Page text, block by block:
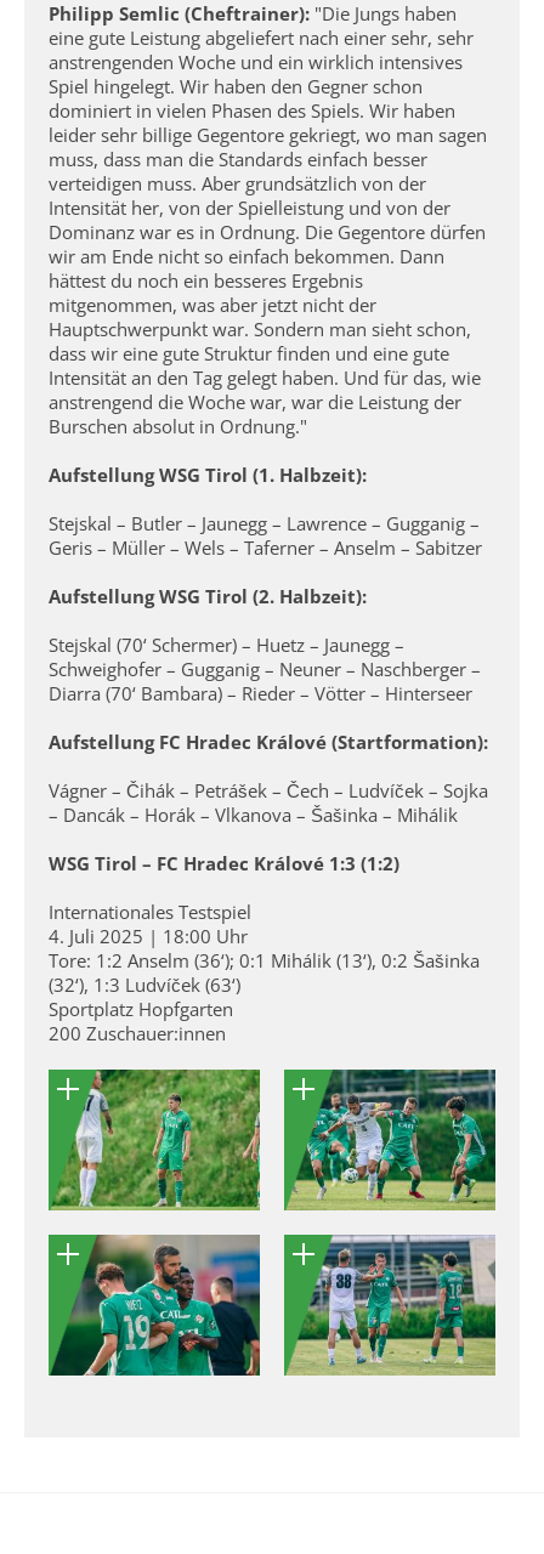
Philipp Semlic (Cheftrainer): "Die Jungs haben
eine gute Leistung abgeliefert nach einer sehr, sehr
anstrengenden Woche und ein wirklich intensives
Spiel hingelegt. Wir haben den Gegner schon
dominiert in vielen Phasen des Spiels. Wir haben
leider sehr billige Gegentore gekriegt, wo man sagen
muss, dass man die Standards einfach besser
verteidigen muss. Aber grundsätzlich von der
Intensität her, von der Spielleistung und von der
Dominanz war es in Ordnung. Die Gegentore dürfen
wir am Ende nicht so einfach bekommen. Dann
hättest du noch ein besseres Ergebnis
mitgenommen, was aber jetzt nicht der
Hauptschwerpunkt war. Sondern man sieht schon,
dass wir eine gute Struktur finden und eine gute
Intensität an den Tag gelegt haben. Und für das, wie
anstrengend die Woche war, war die Leistung der
Burschen absolut in Ordnung."
Aufstellung WSG Tirol (1. Halbzeit):
Stejskal – Butler – Jaunegg – Lawrence – Gugganig –
Geris – Müller – Wels – Taferner – Anselm – Sabitzer
Aufstellung WSG Tirol (2. Halbzeit):
Stejskal (70‘ Schermer) – Huetz – Jaunegg –
Schweighofer – Gugganig – Neuner – Naschberger –
Diarra (70‘ Bambara) – Rieder – Vötter – Hinterseer
Aufstellung FC Hradec Králové (Startformation):
Vágner – Čihák – Petrášek – Čech – Ludvíček – Sojka
– Dancák – Horák – Vlkanova – Šašinka – Mihálik
WSG Tirol – FC Hradec Králové 1:3 (1:2)
Internationales Testspiel
4. Juli 2025 | 18:00 Uhr
Tore: 1:2 Anselm (36‘); 0:1 Mihálik (13‘), 0:2 Šašinka
(32‘), 1:3 Ludvíček (63‘)
Sportplatz Hopfgarten
200 Zuschauer:innen